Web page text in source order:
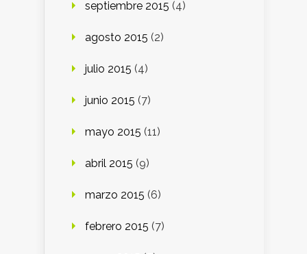
septiembre 2015 (4)
agosto 2015 (2)
julio 2015 (4)
junio 2015 (7)
mayo 2015 (11)
abril 2015 (9)
marzo 2015 (6)
febrero 2015 (7)